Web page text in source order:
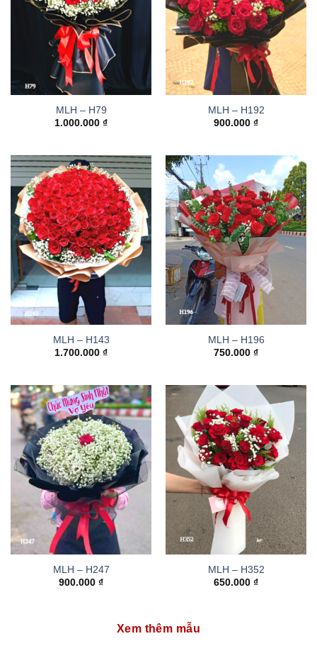
MLH – H79
1.000.000 ₫
MLH – H192
900.000 ₫
MLH – H143
1.700.000 ₫
MLH – H196
750.000 ₫
MLH – H247
900.000 ₫
MLH – H352
650.000 ₫
Xem thêm mẫu